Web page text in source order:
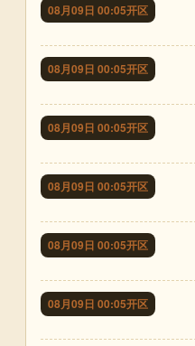
08月09日 00:05开区
08月09日 00:05开区
08月09日 00:05开区
08月09日 00:05开区
08月09日 00:05开区
08月09日 00:05开区